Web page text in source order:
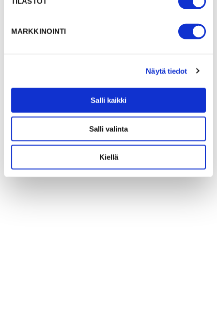
MARKKINOINTI
Näytä tiedot
Salli kaikki
Salli valinta
Kiellä